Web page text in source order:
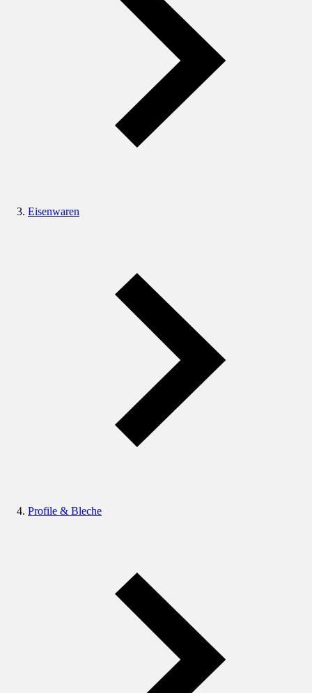
Eisenwaren
Profile & Bleche